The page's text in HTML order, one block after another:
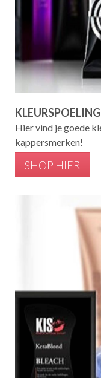
KLEURSPOELING
Hier vind je goede
kappersmerken!
SHOP HIER